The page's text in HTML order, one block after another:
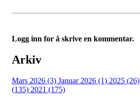
Logg inn for å skrive en kommentar.
Arkiv
Mars 2026 (3) Januar 2026 (1) 2025 (26)
(135) 2021 (175)